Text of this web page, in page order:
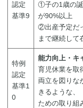
認定
基準9
①子の1歳の
が90%以上
②出産予定だ
まで継続して
特例
認定
基準1
0
能力向上・キ
育児休業を取
両立を図りな
きるような、
ための取り組